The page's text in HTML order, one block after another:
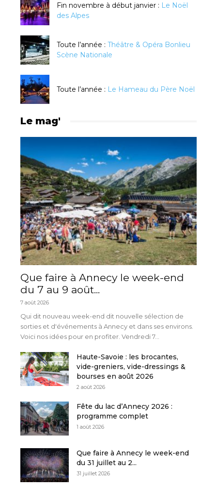
Fin novembre à début janvier : Le Noël
des Alpes
Toute l’année : Théâtre & Opéra Bonlieu
Scène Nationale
Toute l’année : Le Hameau du Père Noël
Le mag'
Que faire à Annecy le week-end
du 7 au 9 août...
7 août 2026
Qui dit nouveau week-end dit nouvelle sélection de
sorties et d'événements à Annecy et dans ses environs.
Voici nos idées pour en profiter. Vendredi 7...
Haute-Savoie : les brocantes,
vide-greniers, vide-dressings &
bourses en août 2026
2 août 2026
Fête du lac d’Annecy 2026 :
programme complet
1 août 2026
Que faire à Annecy le week-end
du 31 juillet au 2...
31 juillet 2026